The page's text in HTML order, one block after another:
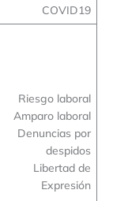
COVID19
Riesgo laboral
Amparo laboral
Denuncias por
despidos
Libertad de
Expresión